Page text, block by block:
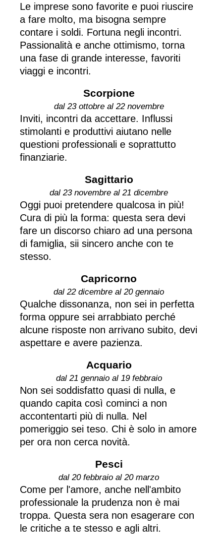
Le imprese sono favorite e puoi riuscire
a fare molto, ma bisogna sempre
contare i soldi. Fortuna negli incontri.
Passionalità e anche ottimismo, torna
una fase di grande interesse, favoriti
viaggi e incontri.
Scorpione
dal 23 ottobre al 22 novembre
Inviti, incontri da accettare. Influssi
stimolanti e produttivi aiutano nelle
questioni professionali e soprattutto
finanziarie.
Sagittario
dal 23 novembre al 21 dicembre
Oggi puoi pretendere qualcosa in più!
Cura di più la forma: questa sera devi
fare un discorso chiaro ad una persona
di famiglia, sii sincero anche con te
stesso.
Capricorno
dal 22 dicembre al 20 gennaio
Qualche dissonanza, non sei in perfetta
forma oppure sei arrabbiato perché
alcune risposte non arrivano subito, devi
aspettare e avere pazienza.
Acquario
dal 21 gennaio al 19 febbraio
Non sei soddisfatto quasi di nulla, e
quando capita così cominci a non
accontentarti più di nulla. Nel
pomeriggio sei teso. Chi è solo in amore
per ora non cerca novità.
Pesci
dal 20 febbraio al 20 marzo
Come per l'amore, anche nell'ambito
professionale la prudenza non è mai
troppa. Questa sera non esagerare con
le critiche a te stesso e agli altri.